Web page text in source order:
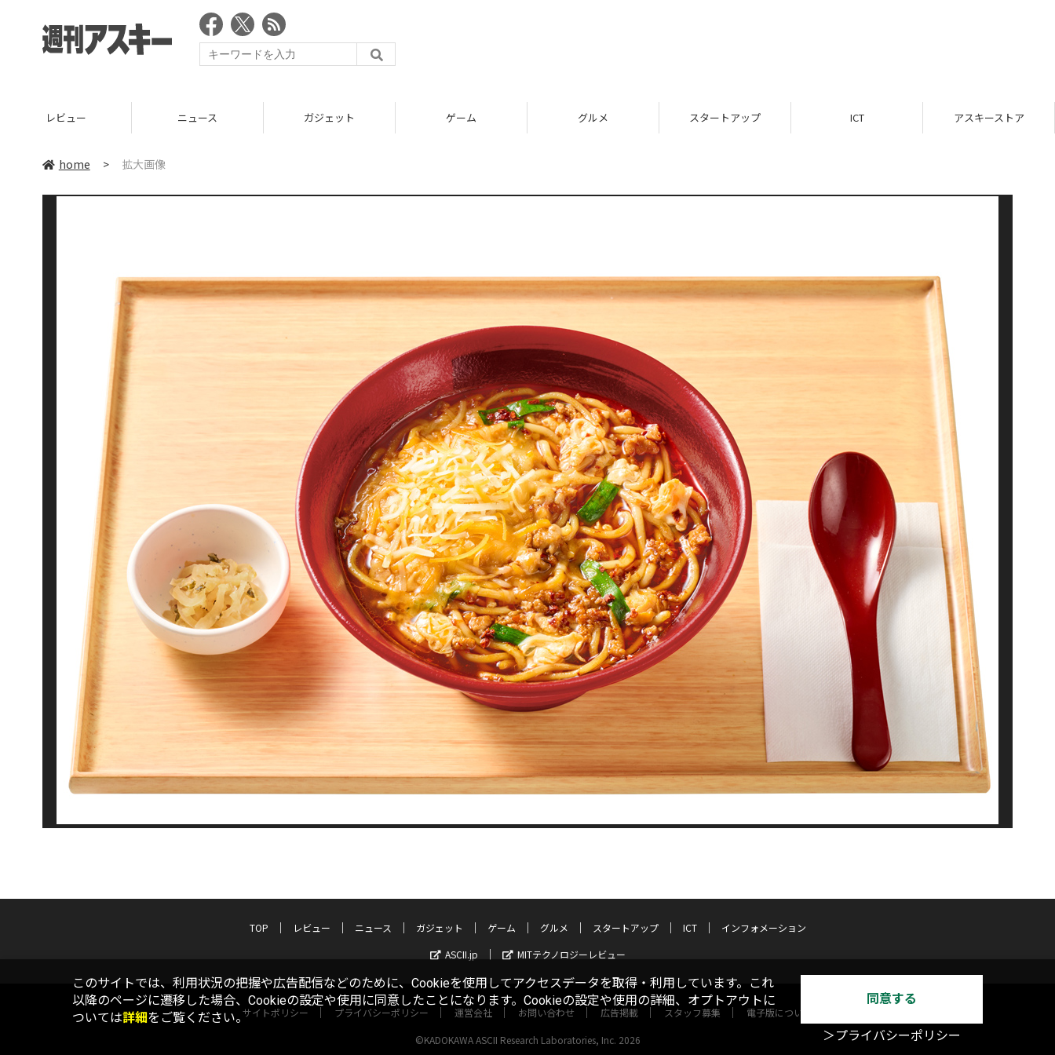
レビュー ニュース ガジェット ゲーム グルメ スタートアップ ICT アスキーストア
home > 拡大画像
TOP レビュー ニュース ガジェット ゲーム グルメ スタートアップ ICT
インフォメーション
ASCII.jp
MITテクノロジーレビュー
サイトポリシー プライバシーポリシー 運営会社 お問い合わせ 広告掲載 スタッフ募集 電子版について
©KADOKAWA ASCII Research Laboratories, Inc. 2026
このサイトでは、利用状況の把握や広告配信などのために、Cookieを使用してアクセスデータを取得・利用しています。これ
以降のページに遷移した場合、Cookieの設定や使用に同意したことになります。Cookieの設定や使用の詳細、オプトアウトに
ついては詳細をご覧ください。
同意する
＞プライバシーポリシー